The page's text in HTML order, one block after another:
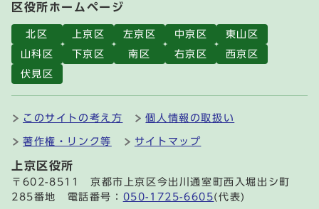
区役所ホームページ
北区 上京区 左京区 中京区
東山区
山科区
下京区 南区 右京区
西京区
伏見区
このサイトの考え方 個人情報の取扱い
著作権・リンク等 サイトマップ
上京区役所
〒602-8511 京都市上京区今出川通室町西入堀出シ町
285番地 電話番号： 050-1725-6605(代表)